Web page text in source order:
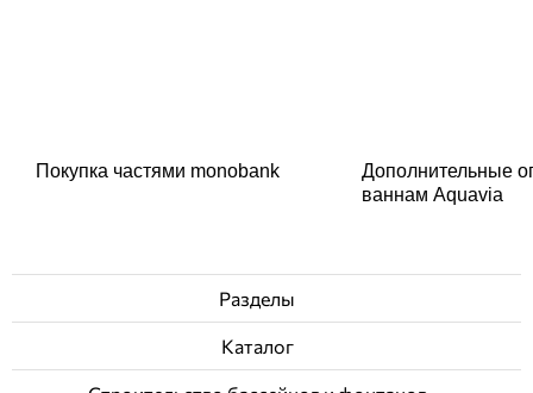
Покупка частями monobank
Дополнительные
ваннам Aquavia
Разделы
Каталог